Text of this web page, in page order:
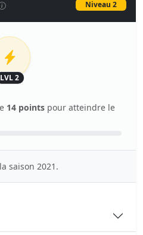
Niveau 2
LVL 2
14 points pour atteindre le
saison 2021.